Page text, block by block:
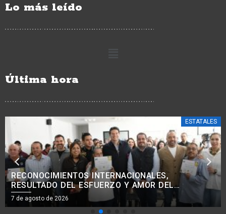
Lo más leído
Última hora
ESTATALES
COMBATE A LA EXTORSIÓN SE INTENSIFICA EN
ZONA AGUACATERA, APATZINGÁN Y TIERRA
CALIENTE: BEDOLLA
7 de agosto de 2026